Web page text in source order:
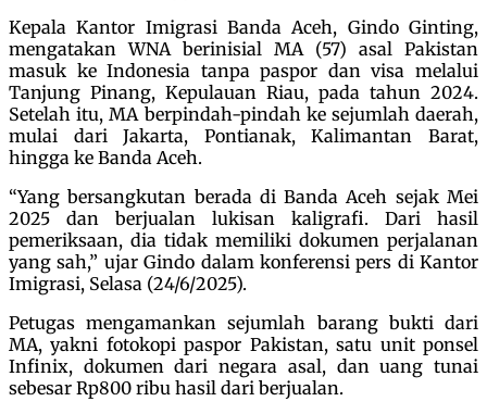
Kepala Kantor Imigrasi Banda Aceh, Gindo Ginting,
mengatakan WNA berinisial MA (57) asal Pakistan
masuk ke Indonesia tanpa paspor dan visa melalui
Tanjung Pinang, Kepulauan Riau, pada tahun 2024.
Setelah itu, MA berpindah-pindah ke sejumlah daerah,
mulai dari Jakarta, Pontianak, Kalimantan Barat,
hingga ke Banda Aceh.
“Yang bersangkutan berada di Banda Aceh sejak Mei
2025 dan berjualan lukisan kaligrafi. Dari hasil
pemeriksaan, dia tidak memiliki dokumen perjalanan
yang sah,” ujar Gindo dalam konferensi pers di Kantor
Imigrasi, Selasa (24/6/2025).
Petugas mengamankan sejumlah barang bukti dari
MA, yakni fotokopi paspor Pakistan, satu unit ponsel
Infinix, dokumen dari negara asal, dan uang tunai
sebesar Rp800 ribu hasil dari berjualan.